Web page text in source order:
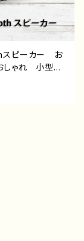
ピーカー お
しゃれ 小型
ク スピーカ
：ロックンロー